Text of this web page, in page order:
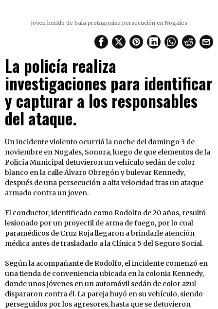
Joven herido de bala protagoniza persecución en Nogales
La policía realiza
investigaciones para identificar
y capturar a los responsables
del ataque.
Un incidente violento ocurrió la noche del domingo 3 de
noviembre en Nogales, Sonora, luego de que elementos de la
Policía Municipal detuvieron un vehículo sedán de color
blanco en la calle Álvaro Obregón y bulevar Kennedy,
después de una persecución a alta velocidad tras un ataque
armado contra un joven.
El conductor, identificado como Rodolfo de 20 años, resultó
lesionado por un proyectil de arma de fuego, por lo cual
paramédicos de Cruz Roja llegaron a brindarle atención
médica antes de trasladarlo a la Clínica 5 del Seguro Social.
Según la acompañante de Rodolfo, el incidente comenzó en
una tienda de conveniencia ubicada en la colonia Kennedy,
donde unos jóvenes en un automóvil sedán de color azul
dispararon contra él. La pareja huyó en su vehículo, siendo
perseguidos por los agresores, hasta que se detuvieron